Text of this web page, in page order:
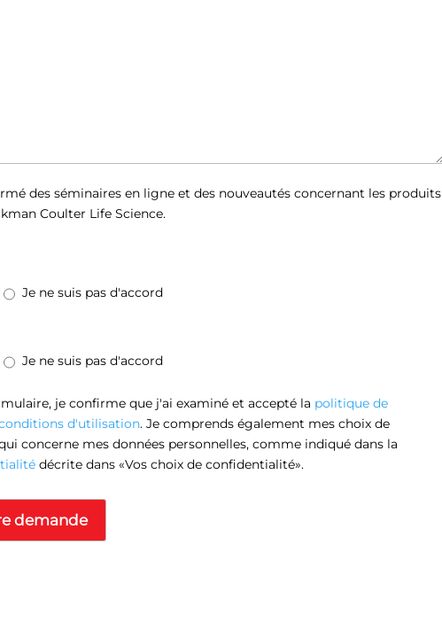
des séminaires en ligne et des nouveautés concernant les produits
Coulter Life Science.
Je ne suis pas d'accord
Je ne suis pas d'accord
je confirme que j'ai examiné et accepté la politique de
d'utilisation. Je comprends également mes choix de
concerne mes données personnelles, comme indiqué dans la
décrite dans «Vos choix de confidentialité».